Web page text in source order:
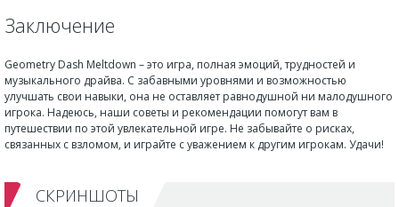
Заключение
Geometry Dash Meltdown – это игра, полная эмоций, трудностей и
музыкального драйва. С забавными уровнями и возможностью
улучшать свои навыки, она не оставляет равнодушной ни малодушного
игрока. Надеюсь, наши советы и рекомендации помогут вам в
путешествии по этой увлекательной игре. Не забывайте о рисках,
связанных с взломом, и играйте с уважением к другим игрокам. Удачи!
СКРИНШОТЫ